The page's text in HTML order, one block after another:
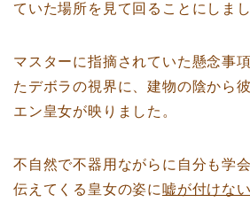
ていた場所を見て回ることにしまし
マスターに指摘されていた懸念事
たデボラの視界に、建物の陰から
エン皇女が映りました。
不自然で不器用ながらに自分も学
伝えてくる皇女の姿に 嘘が付けな